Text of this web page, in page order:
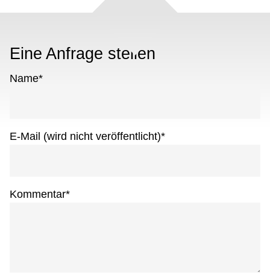
Eine Anfrage stellen
Name*
E-Mail (wird nicht veröffentlicht)*
Kommentar*